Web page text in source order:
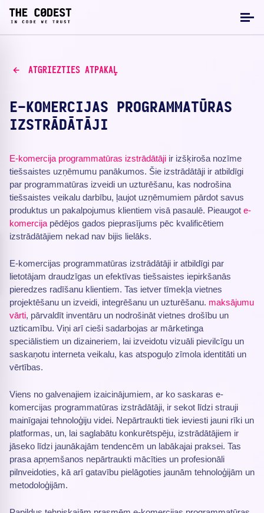
ATGRIEZTIES ATPAKAĻ
E-KOMERCIJAS PROGRAMMATŪRAS
IZSTRĀDĀTĀJI
E-komercija programmatūras izstrādātāji ir izšķiroša nozīme
tiešsaistes uzņēmumu panākumos. Šie izstrādātāji ir atbildīgi
par programmatūras izveidi un uzturēšanu, kas nodrošina
tiešsaistes veikalu darbību, ļaujot uzņēmumiem pārdot savus
produktus un pakalpojumus klientiem visā pasaulē. Pieaugot e-
komercija pēdējos gados pieprasījums pēc kvalificētiem
izstrādātājiem nekad nav bijis lielāks.
E-komercijas programmatūras izstrādātāji ir atbildīgi par
lietotājam draudzīgas un efektīvas tiešsaistes iepirkšanās
pieredzes radīšanu klientiem. Tas ietver tīmekļa vietnes
projektēšanu un izveidi, integrēšanu un uzturēšanu. maksājumu
vārti, pārvaldīt inventāru un nodrošināt vietnes drošību un
uzticamību. Viņi arī cieši sadarbojas ar mārketinga
speciālistiem un dizaineriem, lai izveidotu vizuāli pievilcīgu un
saskaņotu interneta veikalu, kas atspoguļo zīmola identitāti un
vērtības.
Viens no galvenajiem izaicinājumiem, ar ko saskaras e-
komercijas programmatūras izstrādātāji, ir sekot līdzi strauji
mainīgajai tehnoloģiju videi. Nepārtraukti tiek ieviesti jauni rīki un
platformas, un, lai saglabātu konkurētspēju, izstrādātājiem ir
jāseko līdzi jaunākajām tendencēm un labākajai praksei. Tas
prasa apņemšanos nepārtraukti mācīties un profesionāli
pilnveidoties, kā arī gatavību pielāgoties jaunām tehnoloģijām un
metodoloģijām.